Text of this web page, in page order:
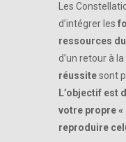
Les
d’intégrer les
ressources
d’un retour à la
réussitesont
L’objectif est
votre propre «
reproduire